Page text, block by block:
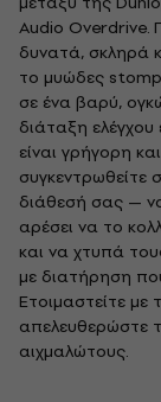
Audio Overdrive.
δυνατά, σκληρά
το μυώδες
σε ένα βαρύ,
διάταξη
είναι γρήγορη
συγκεντρωθείτε
διάθεσή σας —
αρέσει να το
και να χτυπά
με διατήρηση
Ετοιμαστείτε
απελευθερώστε
αιχμαλώτους.